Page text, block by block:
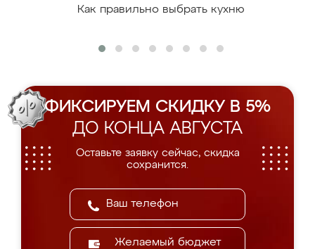
Как правильно выбрать кухню
ФИКСИРУЕМ СКИДКУ В 5%
ДО КОНЦА АВГУСТА
Оставьте заявку сейчас, скидка
сохранится.
Желаемый бюджет